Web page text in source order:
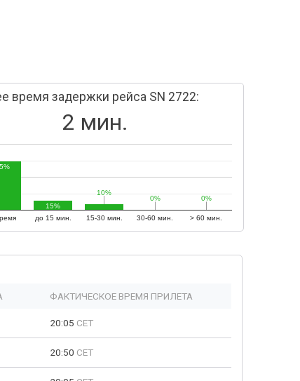
время задержки рейса SN 2722:
2 мин.
до 15 мин. 15-30 мин. 30-60 мин. > 60 мин.
15%
10%
10%
0%
0% 0%
0%
ФАКТИЧЕСКОЕ ВРЕМЯ ПРИЛЕТА
20:05 CET
20:50 CET